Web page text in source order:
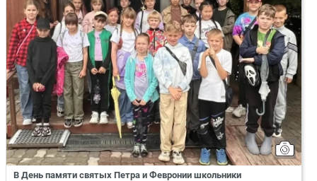
В День памяти святых Петра и Февронии школьники